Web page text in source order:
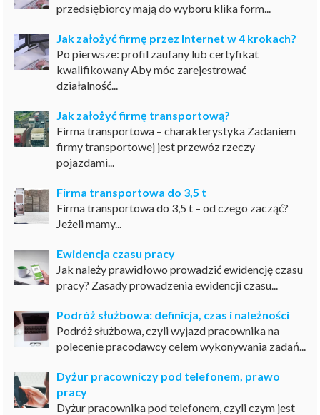
przedsiębiorcy mają do wyboru klika form...
Jak założyć firmę przez Internet w 4 krokach?
Po pierwsze: profil zaufany lub certyfikat
kwalifikowany Aby móc zarejestrować
działalność...
Jak założyć firmę transportową?
Firma transportowa – charakterystyka Zadaniem
firmy transportowej jest przewóz rzeczy
pojazdami...
Firma transportowa do 3,5 t
Firma transportowa do 3,5 t – od czego zacząć?
Jeżeli mamy...
Ewidencja czasu pracy
Jak należy prawidłowo prowadzić ewidencję czasu
pracy? Zasady prowadzenia ewidencji czasu...
Podróż służbowa: definicja, czas i należności
Podróż służbowa, czyli wyjazd pracownika na
polecenie pracodawcy celem wykonywania zadań...
Dyżur pracowniczy pod telefonem, prawo
pracy
Dyżur pracownika pod telefonem, czyli czym jest